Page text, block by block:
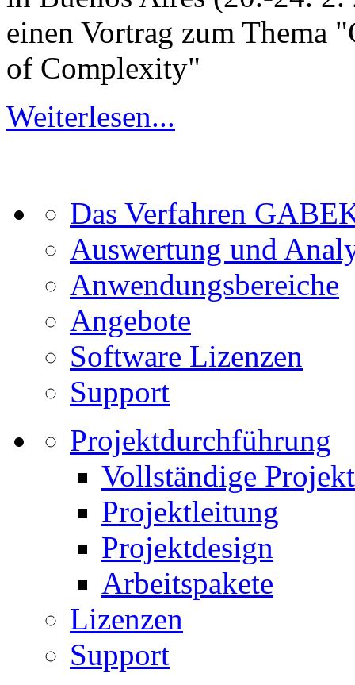
einen Vortrag zum Thema
of Complexity"
Weiterlesen...
Das Verfahren
Auswertung und
Anwendungsbereiche
Angebote
Software Lizenzen
Support
Projektdurchführung
Vollständige
Projektleitung
Projektdesign
Arbeitspakete
Lizenzen
Support